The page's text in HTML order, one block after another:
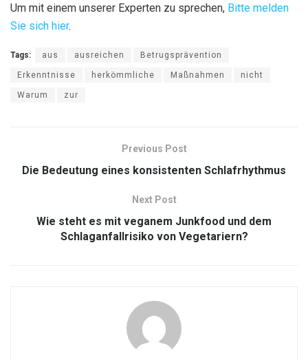
Um mit einem unserer Experten zu sprechen, Bitte melden
Sie sich hier.
Tags: aus ausreichen Betrugsprävention
Erkenntnisse herkömmliche Maßnahmen nicht
Warum zur
Previous Post
Die Bedeutung eines konsistenten Schlafrhythmus
Next Post
Wie steht es mit veganem Junkfood und dem
Schlaganfallrisiko von Vegetariern?